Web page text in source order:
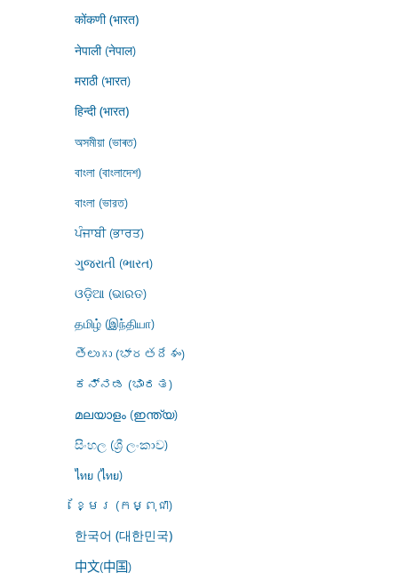
कोंकणी (भारत)
नेपाली (नेपाल)
मराठी (भारत)
हिन्दी (भारत)
অসমীয়া (ভাৰত)
বাংলা (বাংলাদেশ)
বাংলা (ভারত)
ਪੰਜਾਬੀ (ਭਾਰਤ)
ગુજરાતી (ભારત)
ଓଡ଼ିଆ (ଭାରତ)
தமிழ் (இந்தியா)
తెలుగు (భారతదేశం)
ಕನ್ನಡ (ಭಾರತ)
മലയാളം (ഇന്ത്യ)
සිංහල (ශ්‍රී ලංකාව)
ไทย (ไทย)
ខ្មែរ (កម្ពុជា)
한국어 (대한민국)
中文(中国)